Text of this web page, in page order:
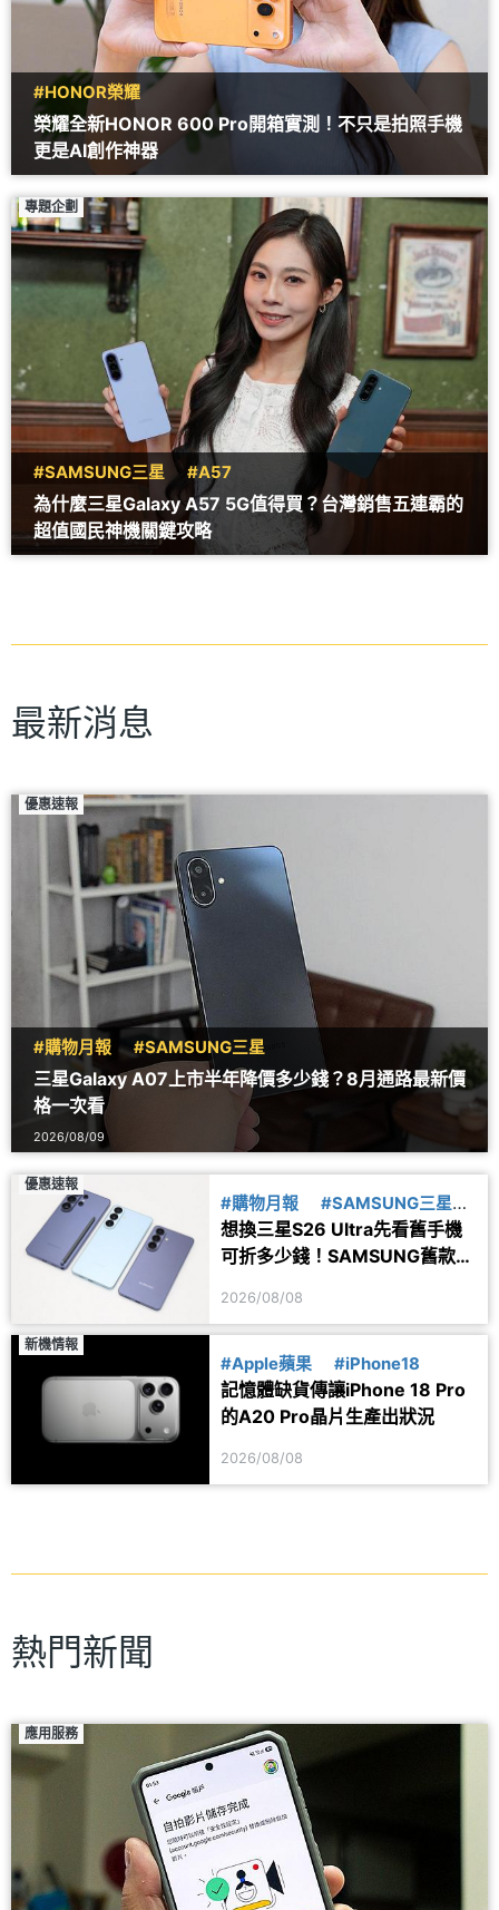
#HONOR榮耀
榮耀全新HONOR 600 Pro開箱實測！不只是拍照手機
更是AI創作神器
專題企劃
#SAMSUNG三星 #A57
為什麼三星Galaxy A57 5G值得買？台灣銷售五連霸的
超值國民神機關鍵攻略
最新消息
優惠速報
#購物月報 #SAMSUNG三星
三星Galaxy A07上市半年降價多少錢？8月通路最新價
格一次看
2026/08/09
優惠速報
#購物月報
#SAMSUNG三星
#舊換新
想換三星S26 Ultra先看舊手機
可折多少錢！SAMSUNG舊款旗
2026/08/08
新機情報
#Apple蘋果 #iPhone18
記憶體缺貨傳讓iPhone 18 Pro
的A20 Pro晶片生產出狀況
2026/08/08
熱門新聞
應用服務